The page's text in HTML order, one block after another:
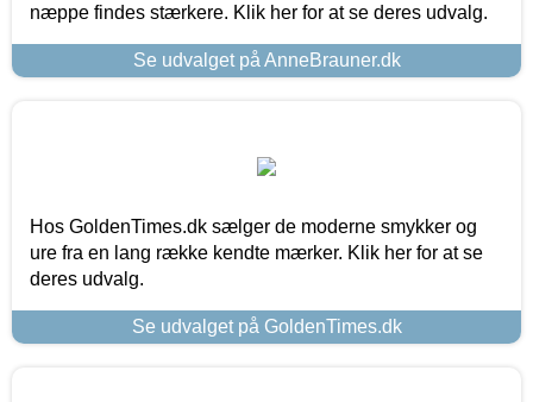
næppe findes stærkere. Klik her for at se deres udvalg.
Se udvalget på AnneBrauner.dk
Hos GoldenTimes.dk sælger de moderne smykker og
ure fra en lang række kendte mærker. Klik her for at se
deres udvalg.
Se udvalget på GoldenTimes.dk